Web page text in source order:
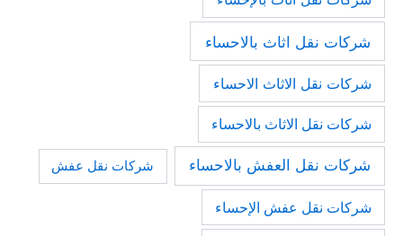
شركات نقل اثاث بالاحساء
شركات نقل الاثاث الاحساء
شركات نقل الاثاث بالاحساء
شركات نقل العفش بالاحساء شركات نقل عفش
شركات نقل عفش الإحساء